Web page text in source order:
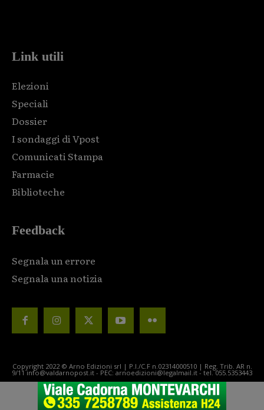
Link utili
Elezioni
Speciali
Dossier
I sondaggi di Vpost
Comunicati Stampa
Farmacie
Biblioteche
Feedback
Segnala un errore
Segnala una notizia
Copyright 2022 © Arno Edizioni srl | P.I./C.F n.02314000510 | Reg. Trib. AR n.
9/11 info@valdarnopost.it - PEC: arnoedizioni@legalmail.it - tel. 055.5353443